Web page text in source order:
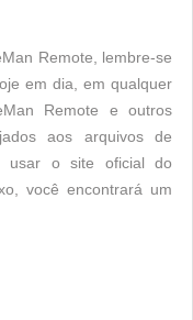
Remote, lembre-se
em dia, em qualquer
Remote e outros
aos arquivos de
usar o site oficial do
você encontrará um